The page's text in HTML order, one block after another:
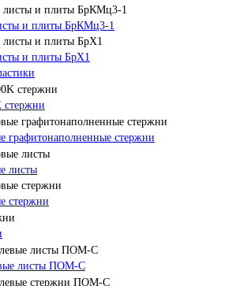
и плиты БрКМц3-1
и плиты БрХ1
стержни
графитонаполненные стержни
листы
стержни
листы ПОМ-С